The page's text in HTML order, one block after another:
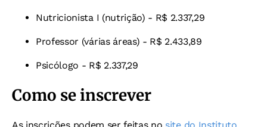
Nutricionista I (nutrição) - R$ 2.337,29
Professor (várias áreas) - R$ 2.433,89
Psicólogo - R$ 2.337,29
Como se inscrever